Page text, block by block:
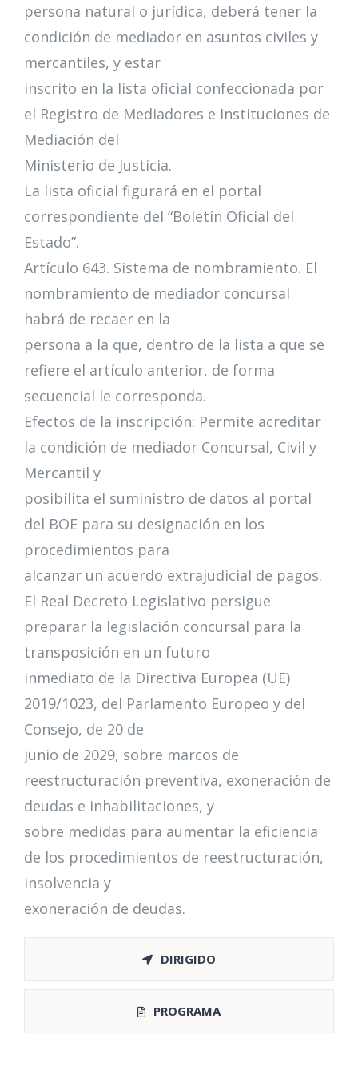
persona natural o jurídica, deberá tener la
condición de mediador en asuntos civiles y
mercantiles, y estar
inscrito en la lista oficial confeccionada por
el Registro de Mediadores e Instituciones de
Mediación del
Ministerio de Justicia.
La lista oficial figurará en el portal
correspondiente del “Boletín Oficial del
Estado”.
Artículo 643. Sistema de nombramiento. El
nombramiento de mediador concursal
habrá de recaer en la
persona a la que, dentro de la lista a que se
refiere el artículo anterior, de forma
secuencial le corresponda.
Efectos de la inscripción: Permite acreditar
la condición de mediador Concursal, Civil y
Mercantil y
posibilita el suministro de datos al portal
del BOE para su designación en los
procedimientos para
alcanzar un acuerdo extrajudicial de pagos.
El Real Decreto Legislativo persigue
preparar la legislación concursal para la
transposición en un futuro
inmediato de la Directiva Europea (UE)
2019/1023, del Parlamento Europeo y del
Consejo, de 20 de
junio de 2029, sobre marcos de
reestructuración preventiva, exoneración de
deudas e inhabilitaciones, y
sobre medidas para aumentar la eficiencia
de los procedimientos de reestructuración,
insolvencia y
exoneración de deudas.
DIRIGIDO
PROGRAMA